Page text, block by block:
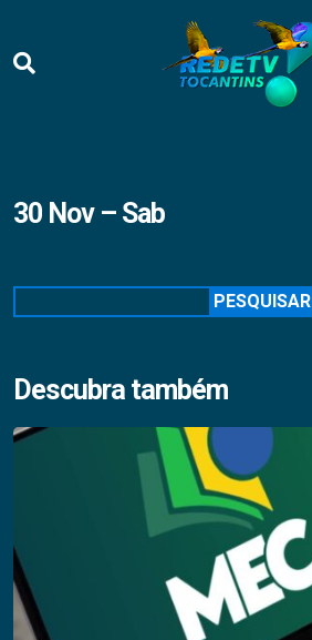
30 Nov – Sab
PESQUISAR
Descubra também